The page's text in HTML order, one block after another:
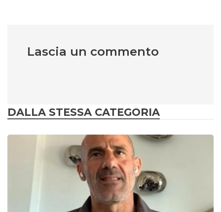
Lascia un commento
DALLA STESSA CATEGORIA